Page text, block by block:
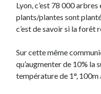
Humeur
Lectures
Lyon
Mini-monsieur
Non classé
Parole de Follower
Lyon, c’est 78 000
plants/plantes sont
c’est de savoir si la forêt
Sur cette même
qu’augmenter de 10% la
température de 1°, 100m